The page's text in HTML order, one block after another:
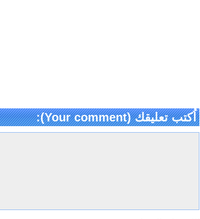
اُكتب تعليقك (Your comment):